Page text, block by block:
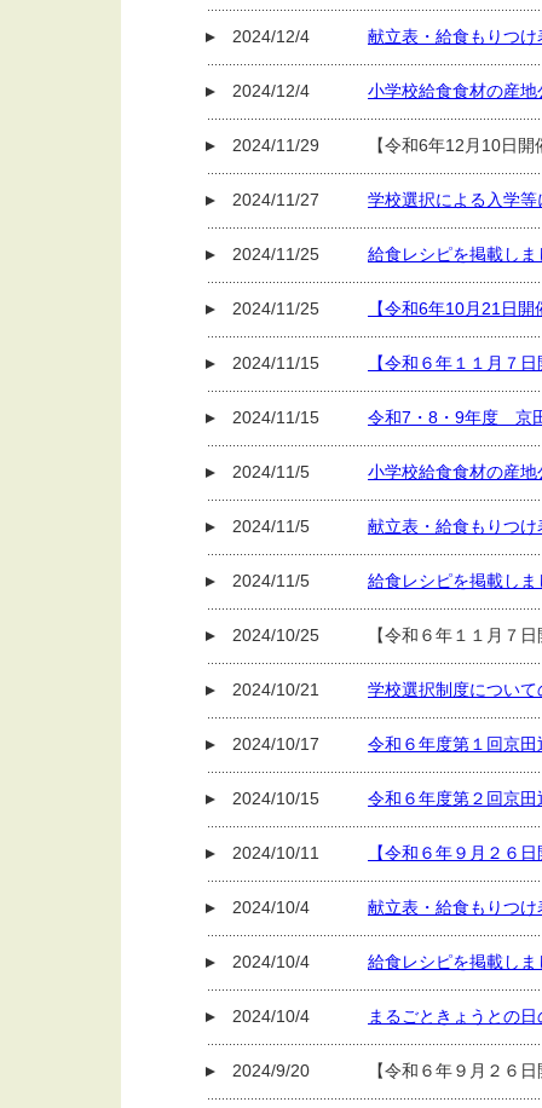
2024/12/4 献立表・給食もりつ
2024/12/4 小学校給食食材の産
2024/11/29 【令和6年12月10日
2024/11/27 学校選択による入学
2024/11/25 給食レシピを掲載しま
2024/11/25 【令和6年10月21日
2024/11/15 【令和６年１１月７
2024/11/15 令和7・8・9年度 京
2024/11/5 小学校給食食材の産
2024/11/5 献立表・給食もりつ
2024/11/5 給食レシピを掲載しま
2024/10/25 【令和６年１１月７
2024/10/21 学校選択制度につい
2024/10/17 令和６年度第１回京
2024/10/15 令和６年度第２回京
2024/10/11 【令和６年９月２６
2024/10/4 献立表・給食もりつ
2024/10/4 給食レシピを掲載しま
2024/10/4 まるごときょうとの
2024/9/20 【令和６年９月２６